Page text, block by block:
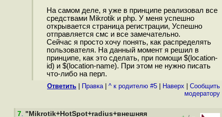
На самом деле, я уже в принципе реализовал все
средствами Mikrotik и php. У меня успешно
открывается страница регистрации, Успешно
отправляется смс и все замечательно.
Сейчас я просто хочу понять, как распределять
пользователя. На данный момент я решил в
принципе, как это сделать, при помощи $(location-
id) и $(location-name). При этом не нужно писать
что-либо на перл.
Ответить Правка| ^ к родителю #5 Наверх
Cообщить
модератору
7. "Mikrotik+HotSpot+radius+внешняя